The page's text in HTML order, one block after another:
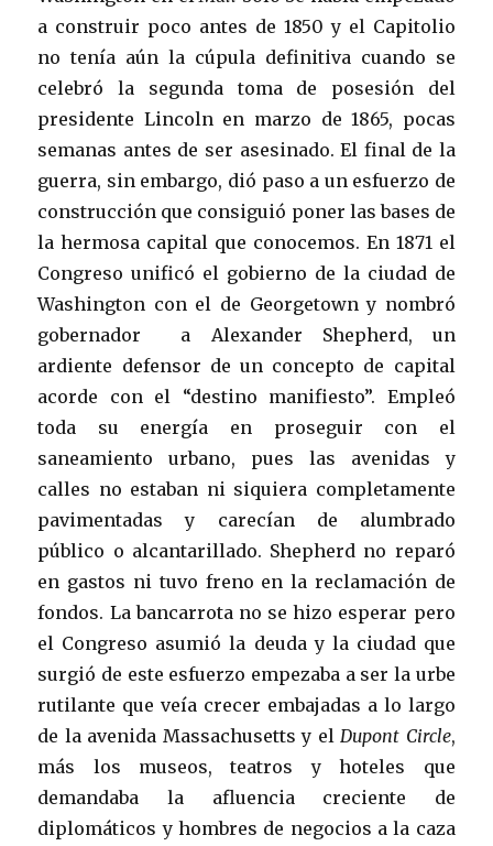
a construir poco antes de 1850 y el Capitolio
no tenía aún la cúpula definitiva cuando se
celebró la segunda toma de posesión del
presidente Lincoln en marzo de 1865, pocas
semanas antes de ser asesinado. El final de la
guerra, sin embargo, dió paso a un esfuerzo de
construcción que consiguió poner las bases de
la hermosa capital que conocemos. En 1871 el
Congreso unificó el gobierno de la ciudad de
Washington con el de Georgetown y nombró
gobernador a Alexander Shepherd, un
ardiente defensor de un concepto de capital
acorde con el “destino manifiesto”. Empleó
toda su energía en proseguir con el
saneamiento urbano, pues las avenidas y
calles no estaban ni siquiera completamente
pavimentadas y carecían de alumbrado
público o alcantarillado. Shepherd no reparó
en gastos ni tuvo freno en la reclamación de
fondos. La bancarrota no se hizo esperar pero
el Congreso asumió la deuda y la ciudad que
surgió de este esfuerzo empezaba a ser la urbe
rutilante que veía crecer embajadas a lo largo
de la avenida Massachusetts y el Dupont Circle,
más los museos, teatros y hoteles que
demandaba la afluencia creciente de
diplomáticos y hombres de negocios a la caza